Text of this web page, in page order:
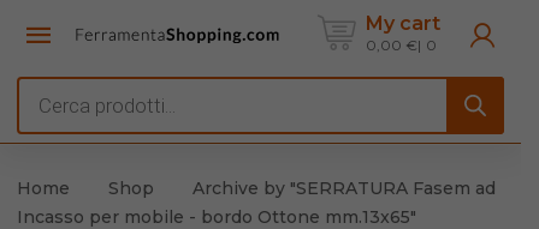
My cart
0,00 € 0
Home Shop
Archive by "SERRATURA Fasem ad
Incasso per mobile - bordo Ottone mm.13x65"